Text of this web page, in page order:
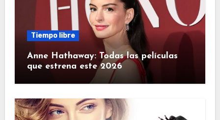
Tiempo libre
Anne Hathaway: Todas las películas
que estrena este 2026